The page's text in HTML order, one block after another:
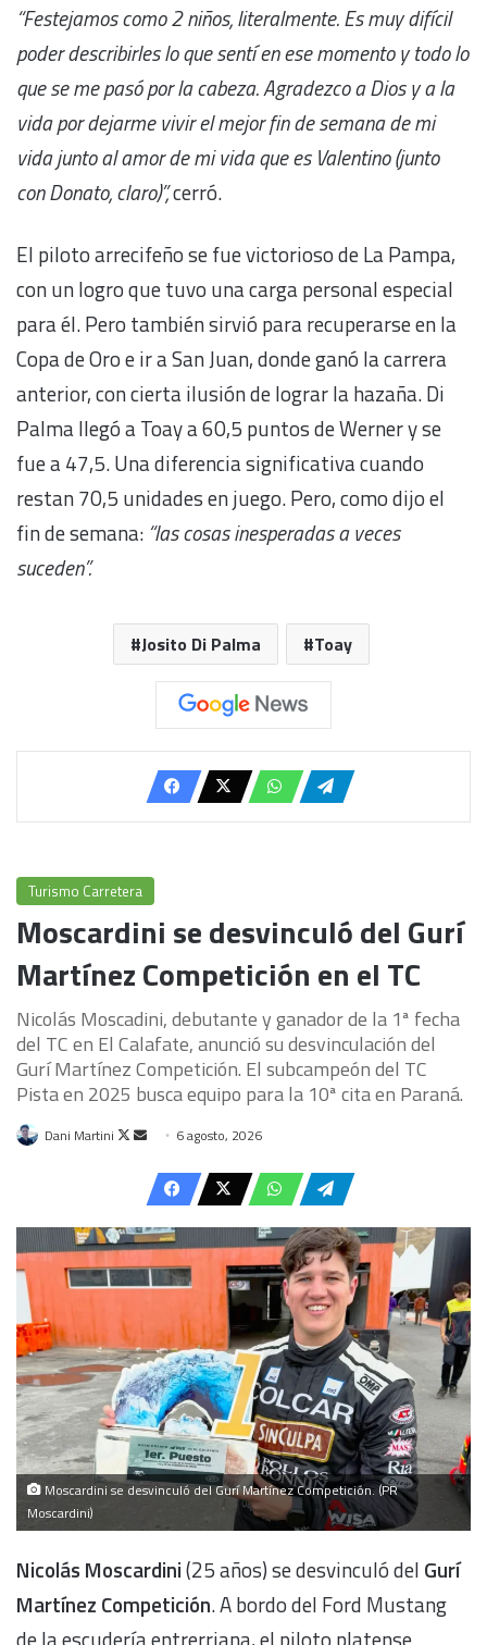
“Festejamos como 2 niños, literalmente. Es muy difícil
poder describirles lo que sentí en ese momento y todo lo
que se me pasó por la cabeza. Agradezco a Dios y a la
vida por dejarme vivir el mejor fin de semana de mi
vida junto al amor de mi vida que es Valentino (junto
con Donato, claro)”,cerró.
El piloto arrecifeño se fue victorioso de La Pampa,
con un logro que tuvo una carga personal especial
para él. Pero también sirvió para recuperarse en la
Copa de Oro e ir a San Juan, donde ganó la carrera
anterior, con cierta ilusión de lograr la hazaña. Di
Palma llegó a Toay a 60,5 puntos de Werner y se
fue a 47,5. Una diferencia significativa cuando
restan 70,5 unidades en juego. Pero, como dijo el
fin de semana: “las cosas inesperadas a veces
suceden”.
Josito Di Palma Toay